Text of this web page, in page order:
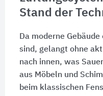
Stand der
Da moderne
sind, gelangt ohne
nach innen, was
aus Möbeln und
beim klassischen